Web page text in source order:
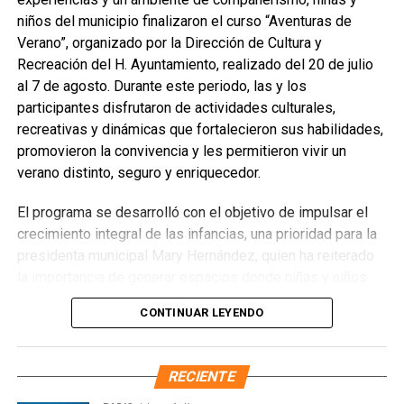
elevado la demanda ciudadana de este servicio, por lo que
Protección Civil y Bomberos mantienen una respuesta
inmediata para prevenir el desplome de árboles sobre
viviendas y mitigar riesgos. Se exhorta a la ciudadanía a
reportar cualquier situación de vulnerabilidad a los canales
oficiales para su atención oportuna.
Fuente: 5to Poder Agencia de Noticias
niños del municipio finalizaron el curso “Aventuras de
Verano”, organizado por la Dirección de Cultura y
Recreación del H. Ayuntamiento, realizado del 20 de julio
al 7 de agosto. Durante este periodo, las y los
participantes disfrutaron de actividades culturales,
recreativas y dinámicas que fortalecieron sus habilidades,
promovieron la convivencia y les permitieron vivir un
verano distinto, seguro y enriquecedor.
El programa se desarrolló con el objetivo de impulsar el
crecimiento integral de las infancias, una prioridad para la
presidenta municipal Mary Hernández, quien ha reiterado
puedan aprender, expresarse y convivir de manera sana.
Las actividades incluyeron talleres artísticos, juegos
formativos y dinámicas grupales que fomentaron valores
como el respeto, la solidaridad y el trabajo en equipo.
CONTINUAR LEYENDO
RECIENTE